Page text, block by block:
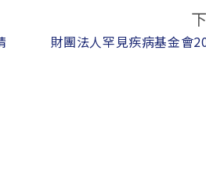
財團法人罕見疾病基金會